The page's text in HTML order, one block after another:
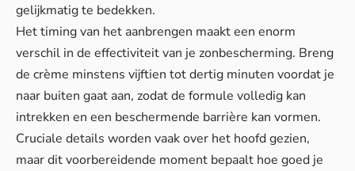
gelijkmatig te bedekken.
Het timing van het aanbrengen maakt een enorm
verschil in de effectiviteit van je zonbescherming. Breng
de crème minstens vijftien tot dertig minuten voordat je
naar buiten gaat aan, zodat de formule volledig kan
intrekken en een beschermende barrière kan vormen.
Cruciale details worden vaak over het hoofd gezien,
maar dit voorbereidende moment bepaalt hoe goed je